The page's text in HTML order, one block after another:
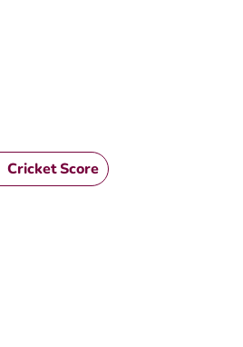
Cricket Score